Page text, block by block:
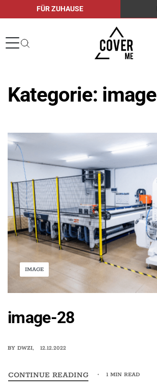
FÜR ZUHAUSE
Kategorie: image
IMAGE
image-28
BY DWZI 12.12.2022
CONTINUE READING 1 MIN READ